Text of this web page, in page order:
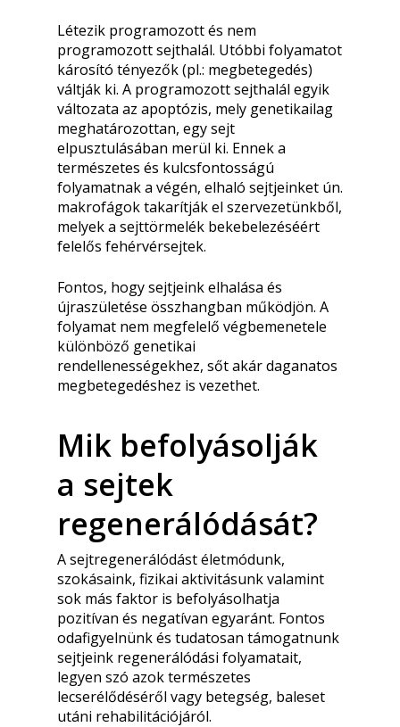
Létezik programozott és nem
programozott sejthalál. Utóbbi folyamatot
károsító tényezők (pl.: megbetegedés)
váltják ki. A programozott sejthalál egyik
változata az apoptózis, mely genetikailag
meghatározottan, egy sejt
elpusztulásában merül ki. Ennek a
természetes és kulcsfontosságú
folyamatnak a végén, elhaló sejtjeinket ún.
makrofágok takarítják el szervezetünkből,
melyek a sejttörmelék bekebelezéséért
felelős fehérvérsejtek.
Fontos, hogy sejtjeink elhalása és
újraszületése összhangban működjön. A
folyamat nem megfelelő végbemenetele
különböző genetikai
rendellenességekhez, sőt akár daganatos
megbetegedéshez is vezethet.
Mik befolyásolják
a sejtek
regenerálódását?
A sejtregenerálódást életmódunk,
szokásaink, fizikai aktivitásunk valamint
sok más faktor is befolyásolhatja
pozitívan és negatívan egyaránt. Fontos
odafigyelnünk és tudatosan támogatnunk
sejtjeink regenerálódási folyamatait,
legyen szó azok természetes
lecserélődéséről vagy betegség, baleset
utáni rehabilitációjáról.